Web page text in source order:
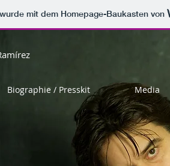
mit dem Homepage-Baukasten von
Biographie / Presskit Media